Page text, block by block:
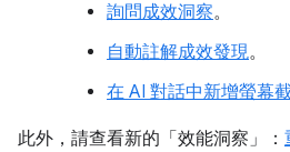
詢問成效洞察。
自動註解成效發現。
在 AI 對話中新增螢幕
此外，請查看新的「效能洞察」 ：